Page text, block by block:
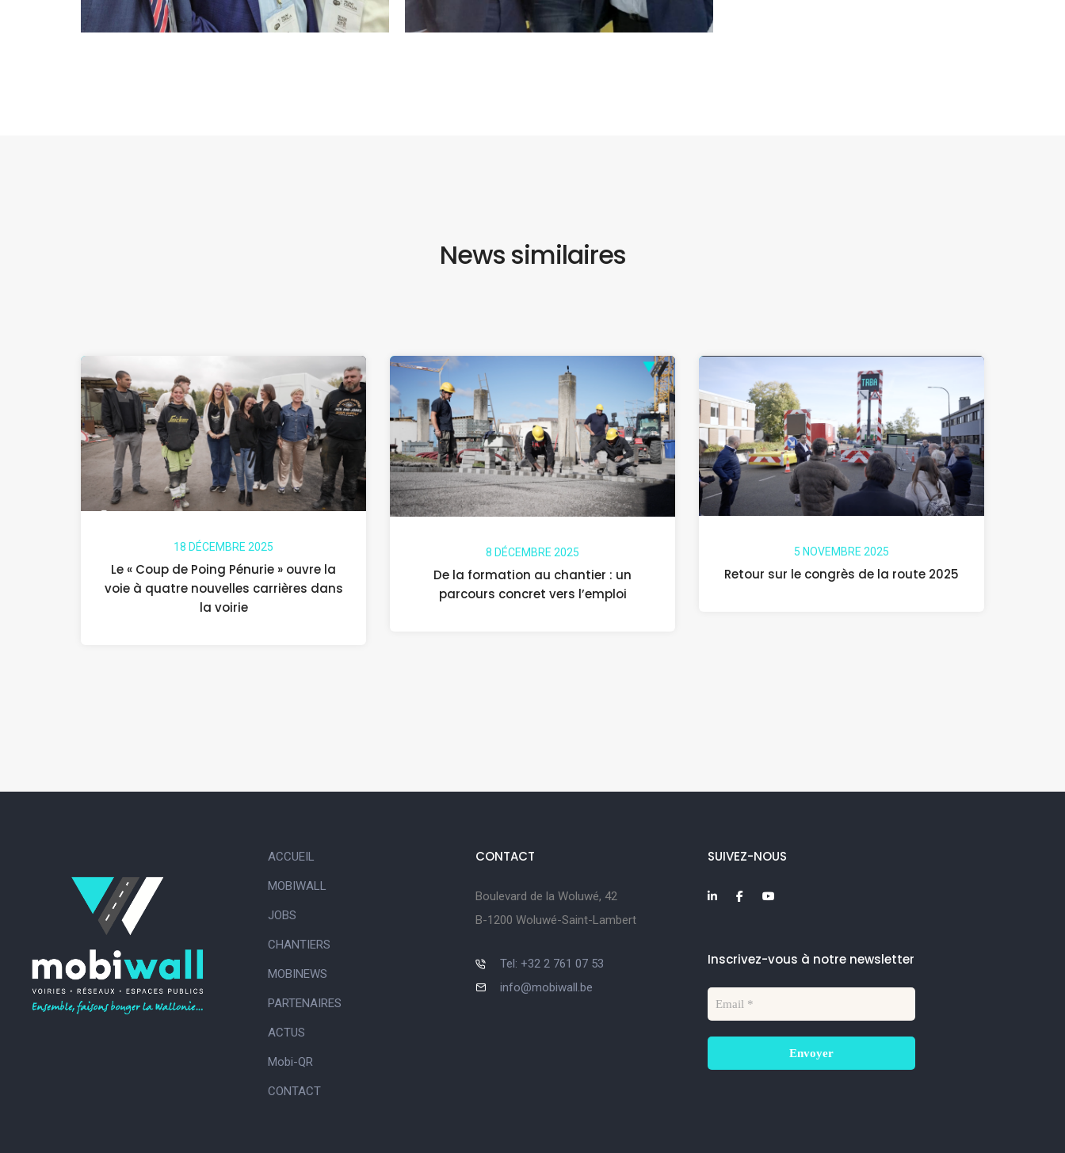
News similaires
18 DÉCEMBRE 2025
Le « Coup de Poing Pénurie » ouvre la
voie à quatre nouvelles carrières dans
la voirie
8 DÉCEMBRE 2025
De la formation au chantier : un
parcours concret vers l’emploi
5 NOVEMBRE 2025
Retour sur le congrès de la route 2025
ACCUEIL
MOBIWALL
JOBS
CHANTIERS
MOBINEWS
PARTENAIRES
ACTUS
Mobi-QR
CONTACT
CONTACT
Boulevard de la Woluwé, 42
B-1200 Woluwé-Saint-Lambert
Tel: +32 2 761 07 53
info@mobiwall.be
SUIVEZ-NOUS
Inscrivez-vous à notre newsletter